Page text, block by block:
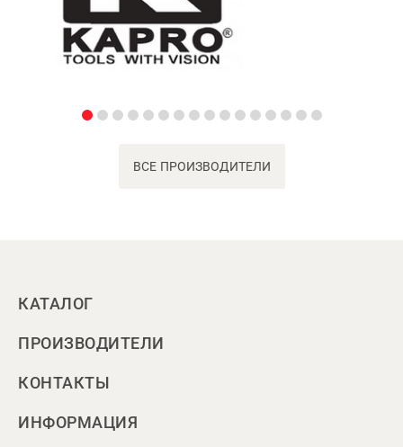
ВСЕ ПРОИЗВОДИТЕЛИ
КАТАЛОГ
ПРОИЗВОДИТЕЛИ
КОНТАКТЫ
ИНФОРМАЦИЯ